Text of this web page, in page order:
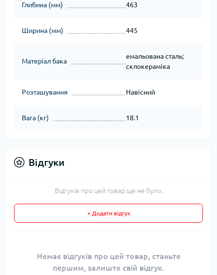
Глибина (мм) 463
Ширина (мм) 445
Матеріал бака
емальована сталь;
склокераміка
Розташування Навісний
Вага (кг) 18.1
Відгуки
Відгуків про цей товар ще не було.
+ Додати відгук
Немає відгуків про цей товар, станьте
першим, залиште свій відгук.